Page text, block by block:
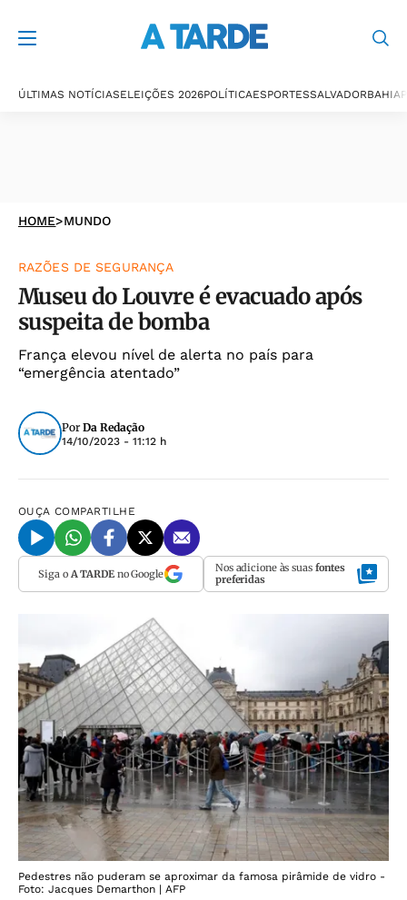
ÚLTIMAS NOTÍCIASELEIÇÕES 2026POLÍTICAESPORTESSALVADORBAHIA
HOME>MUNDO
RAZÕES DE SEGURANÇA
Museu do Louvre é evacuado após
suspeita de bomba
França elevou nível de alerta no país para
“emergência atentado”
Por Da Redação
14/10/2023 - 11:12 h
OUÇA COMPARTILHE
Siga o A TARDEno Google Nos adicione às suas fontes
preferidas
Pedestres não puderam se aproximar da famosa pirâmide de vidro -
Foto: Jacques Demarthon | AFP